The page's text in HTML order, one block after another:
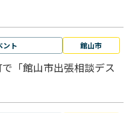
ント 館山市
「館山市出張相談デス